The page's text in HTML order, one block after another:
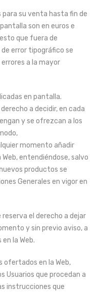
su venta hasta fin de
son en euros e
que fuera de
error tipográfico se
a la mayor
en pantalla.
a decidir, en cada
y se ofrezcan a los
momento añadir
entendiéndose, salvo
productos se
Generales en vigor en
el derecho a dejar
y sin previo aviso, a
la Web.
ofertados en la Web,
Usuarios que procedan a
instrucciones que